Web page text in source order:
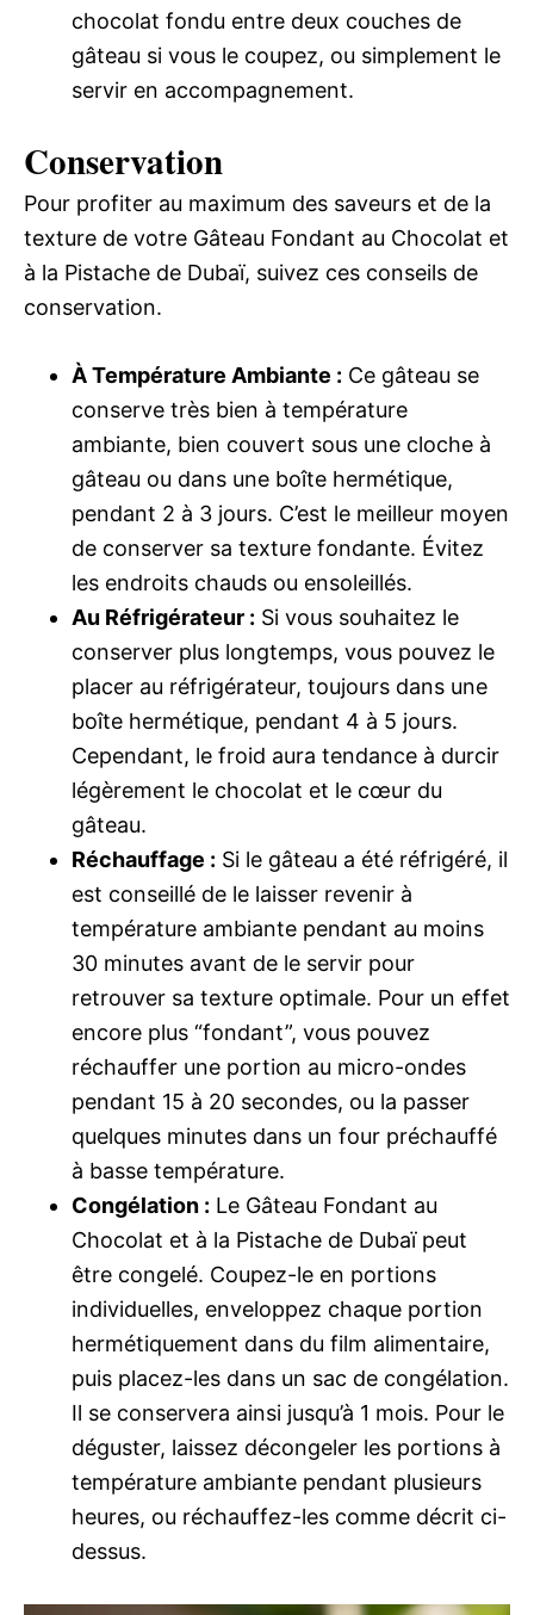
chocolat fondu entre deux couches de
gâteau si vous le coupez, ou simplement le
servir en accompagnement.
Conservation
Pour profiter au maximum des saveurs et de la
texture de votre Gâteau Fondant au Chocolat et
à la Pistache de Dubaï, suivez ces conseils de
conservation.
À Température Ambiante : Ce gâteau se
conserve très bien à température
ambiante, bien couvert sous une cloche à
gâteau ou dans une boîte hermétique,
pendant 2 à 3 jours. C’est le meilleur moyen
de conserver sa texture fondante. Évitez
les endroits chauds ou ensoleillés.
Au Réfrigérateur : Si vous souhaitez le
conserver plus longtemps, vous pouvez le
placer au réfrigérateur, toujours dans une
boîte hermétique, pendant 4 à 5 jours.
Cependant, le froid aura tendance à durcir
légèrement le chocolat et le cœur du
gâteau.
Réchauffage : Si le gâteau a été réfrigéré, il
est conseillé de le laisser revenir à
température ambiante pendant au moins
30 minutes avant de le servir pour
retrouver sa texture optimale. Pour un effet
encore plus “fondant”, vous pouvez
réchauffer une portion au micro-ondes
pendant 15 à 20 secondes, ou la passer
quelques minutes dans un four préchauffé
à basse température.
Congélation : Le Gâteau Fondant au
Chocolat et à la Pistache de Dubaï peut
être congelé. Coupez-le en portions
individuelles, enveloppez chaque portion
hermétiquement dans du film alimentaire,
puis placez-les dans un sac de congélation.
Il se conservera ainsi jusqu’à 1 mois. Pour le
déguster, laissez décongeler les portions à
température ambiante pendant plusieurs
heures, ou réchauffez-les comme décrit ci-
dessus.